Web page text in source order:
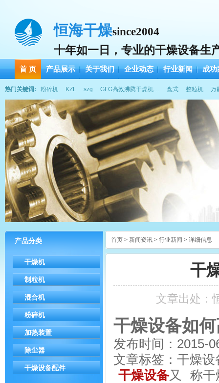
恒海干燥since2004
十年如一日，专业的干燥设备生
首 页 产品展示 关于我们 企业动态 行业新闻 成功
热门关键词: 粉碎机 KZL szg GFG高效沸腾干燥机… 盘式 整粒机 万
产品分类
干燥机
制粒机
混合机
粉碎机
加热装置
除尘器
干燥设备配件
首页 > 新闻资讯 > 行业新闻 > 详细信息
干
文章出处：
干燥设备如
发布时间：2015-
文章标签：干燥
干燥设备又 称干